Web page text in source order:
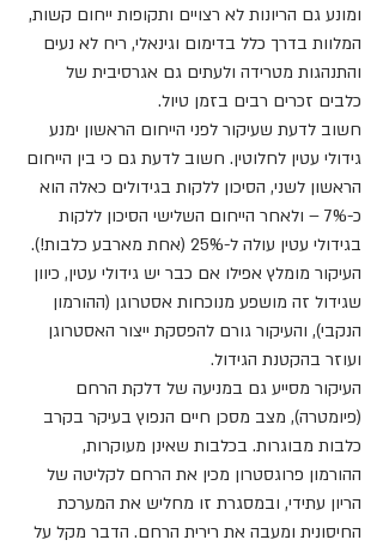
ומונע גם הריונות לא רצויים ותקופות ייחום קשות,
המלוות בדרך כלל בדימום וגינאלי, ריח לא נעים
והתנהגות מטרידה ולעתים גם אגרסיבית של
כלבים זכרים רבים בזמן טיול.
חשוב לדעת שעיקור לפני הייחום הראשון ימנע
גידולי עטין לחלוטין. חשוב לדעת גם כי בין הייחום
הראשון לשני, הסיכון ללקות בגידולים כאלה הוא
כ-7% – ולאחר הייחום השלישי הסיכון ללקות
בגידולי עטין עולה ל-25% (אחת מארבע כלבות!).
העיקור מומלץ אפילו אם כבר יש גידולי עטין, כיוון
שגידול זה מושפע מנוכחות אסטרוגן (ההורמון
הנקבי), והעיקור גורם להפסקת ייצור האסטרוגן
ועוזר בהקטנת הגידול.
העיקור מסייע גם במניעה של דלקת הרחם
(פיומטרה), מצב מסכן חיים הנפוץ בעיקר בקרב
כלבות מבוגרות. בכלבות שאינן מעוקרות,
ההורמון פרוגסטרון מכין את הרחם לקליטה של
הריון עתידי, ובמסגרת זו מחליש את המערכת
החיסונית ומעבה את רירית הרחם. הדבר מקל על